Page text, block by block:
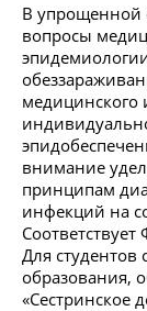
В упрощенной
вопросы
медицинского
внимание
принципам
инфекций на
Для студентов
образования,
«Сестринское